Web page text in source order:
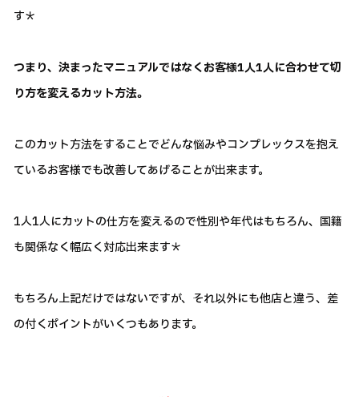
す＊
つまり、決まったマニュアルではなくお客様1人1人に合わせて切
り方を変えるカット方法。
このカット方法をすることでどんな悩みやコンプレックスを抱え
ているお客様でも改善してあげることが出来ます。
1人1人にカットの仕方を変えるので性別や年代はもちろん、国籍
も関係なく幅広く対応出来ます＊
もちろん上記だけではないですが、それ以外にも他店と違う、差
の付くポイントがいくつもあります。